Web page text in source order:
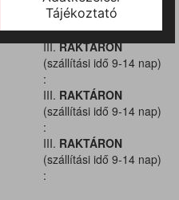
(szállítási idő 9-14 nap)
:
III.RAKTÁRON
(szállítási idő 9-14 nap)
:
III. RAKTÁRON
(szállítási idő 9-14 nap)
:
III. RAKTÁRON
(szállítási idő 9-14 nap)
: